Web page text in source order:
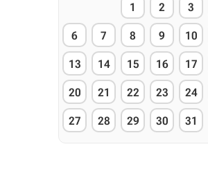
1 2 3
6 7 8 9 10
13 14 15 16 17
20 21 22 23 24
27 28 29 30 31